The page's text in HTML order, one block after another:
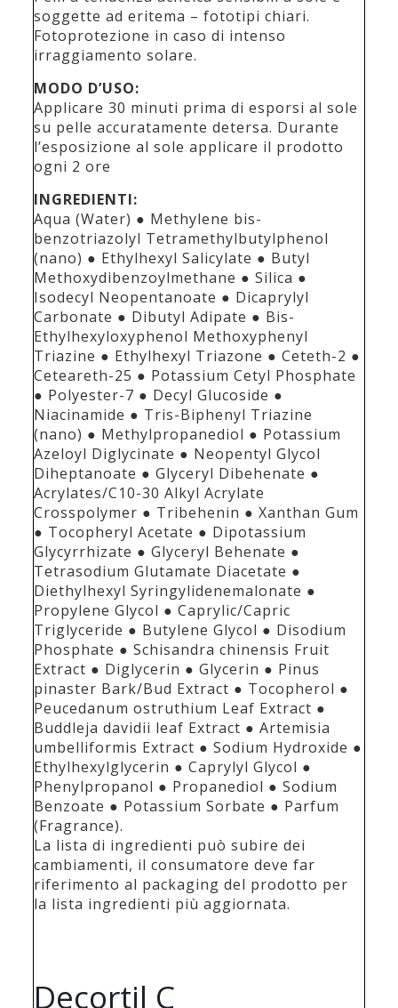
soggette ad eritema – fototipi chiari.
Fotoprotezione in caso di intenso
irraggiamento solare.
MODO D’USO:
Applicare 30 minuti prima di esporsi al sole
su pelle accuratamente detersa. Durante
l’esposizione al sole applicare il prodotto
ogni 2 ore
INGREDIENTI:
Aqua (Water) ● Methylene bis-
benzotriazolyl Tetramethylbutylphenol
(nano) ● Ethylhexyl Salicylate ● Butyl
Methoxydibenzoylmethane ● Silica ●
Isodecyl Neopentanoate ● Dicaprylyl
Carbonate ● Dibutyl Adipate ● Bis-
Ethylhexyloxyphenol Methoxyphenyl
Triazine ● Ethylhexyl Triazone ● Ceteth-2 ●
Ceteareth-25 ● Potassium Cetyl Phosphate
● Polyester-7 ● Decyl Glucoside ●
Niacinamide ● Tris-Biphenyl Triazine
(nano) ● Methylpropanediol ● Potassium
Azeloyl Diglycinate ● Neopentyl Glycol
Diheptanoate ● Glyceryl Dibehenate ●
Acrylates/C10-30 Alkyl Acrylate
Crosspolymer ● Tribehenin ● Xanthan Gum
● Tocopheryl Acetate ● Dipotassium
Glycyrrhizate ● Glyceryl Behenate ●
Tetrasodium Glutamate Diacetate ●
Diethylhexyl Syringylidenemalonate ●
Propylene Glycol ● Caprylic/Capric
Triglyceride ● Butylene Glycol ● Disodium
Phosphate ● Schisandra chinensis Fruit
Extract ● Diglycerin ● Glycerin ● Pinus
pinaster Bark/Bud Extract ● Tocopherol ●
Peucedanum ostruthium Leaf Extract ●
Buddleja davidii leaf Extract ● Artemisia
umbelliformis Extract ● Sodium Hydroxide ●
Ethylhexylglycerin ● Caprylyl Glycol ●
Phenylpropanol ● Propanediol ● Sodium
Benzoate ● Potassium Sorbate ● Parfum
(Fragrance).
La lista di ingredienti può subire dei
cambiamenti, il consumatore deve far
riferimento al packaging del prodotto per
la lista ingredienti più aggiornata.
Decortil C